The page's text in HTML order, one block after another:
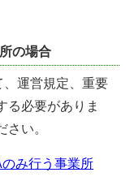
の場合
運営規定、重要
る必要がありま
い。
のみ行う事業所